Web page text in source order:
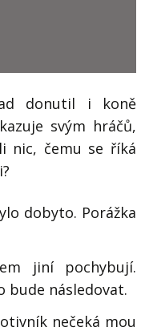
donutil i koně
svým hráčů,
nic, čemu se říká
dobyto. Porážka
jiní pochybují.
bude následovat.
nečeká mou